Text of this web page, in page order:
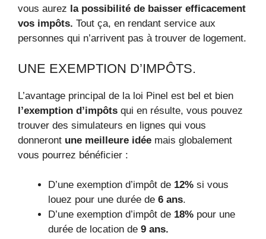
vous aurez la possibilité de baisser efficacement
vos impôts. Tout ça, en rendant service aux
personnes qui n’arrivent pas à trouver de logement.
UNE EXEMPTION D’IMPÔTS.
L’avantage principal de la loi Pinel est bel et bien
l’exemption d’impôts qui en résulte, vous pouvez
trouver des simulateurs en lignes qui vous
donneront une meilleure idée mais globalement
vous pourrez bénéficier :
D’une exemption d’impôt de 12% si vous
louez pour une durée de 6 ans.
D’une exemption d’impôt de 18% pour une
durée de location de 9 ans.